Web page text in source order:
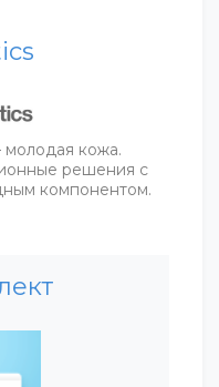
кожа.
решения c
компонентом.